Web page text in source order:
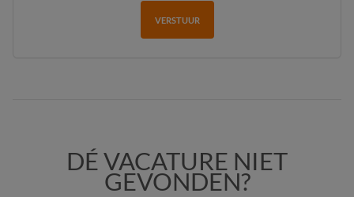
VERSTUUR
DÉ VACATURE NIET
GEVONDEN?